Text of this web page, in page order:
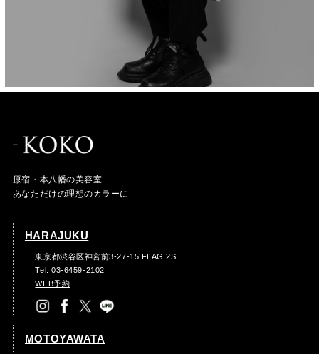
原宿・本八幡の美容室
あなただけの理想のカラーに
HARAJUKU
東京都渋谷区神宮前3-27-15 FLAG 2S
Tel:03-6459-2102
WEB予約
MOTOYAWATA